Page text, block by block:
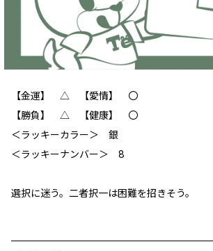
【金運】 △ 【愛情】 ‪〇
【勝負】 △ 【健康】 〇
＜ラッキーカラー＞ 銀
＜ラッキーナンバー＞ 8
選択に迷う。二者択一は困難を招きそう。